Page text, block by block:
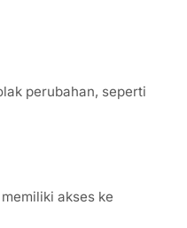
perubahan, seperti
akses ke